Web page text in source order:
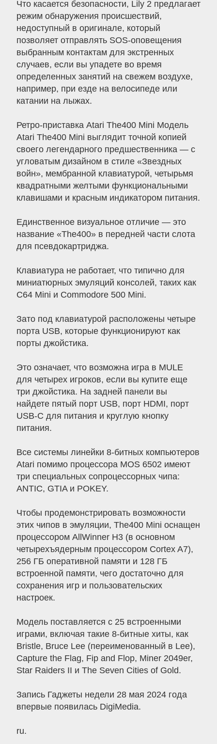
Что касается безопасности, Lily 2 предлагает
режим обнаружения происшествий,
недоступный в оригинале, который
позволяет отправлять SOS-оповещения
выбранным контактам для экстренных
случаев, если вы упадете во время
определенных занятий на свежем воздухе,
например, при езде на велосипеде или
катании на лыжах.
Ретро-приставка Atari The400 Mini Модель
Atari The400 Mini выглядит точной копией
своего легендарного предшественника — с
угловатым дизайном в стиле «Звездных
войн», мембранной клавиатурой, четырьмя
квадратными желтыми функциональными
клавишами и красным индикатором питания.
Единственное визуальное отличие — это
название «The400» в передней части слота
для псевдокартриджа.
Клавиатура не работает, что типично для
миниатюрных эмуляций консолей, таких как
C64 Mini и Commodore 500 Mini.
Зато под клавиатурой расположены четыре
порта USB, которые функционируют как
порты джойстика.
Это означает, что возможна игра в MULE
для четырех игроков, если вы купите еще
три джойстика. На задней панели вы
найдете пятый порт USB, порт HDMI, порт
USB-C для питания и круглую кнопку
питания.
Все системы линейки 8-битных компьютеров
Atari помимо процессора MOS 6502 имеют
три специальных сопроцессорных чипа:
ANTIC, GTIA и POKEY.
Чтобы продемонстрировать возможности
этих чипов в эмуляции, The400 Mini оснащен
процессором AllWinner H3 (в основном
четырехъядерным процессором Cortex A7),
256 ГБ оперативной памяти и 128 ГБ
встроенной памяти, чего достаточно для
сохранения игр и пользовательских
настроек.
Модель поставляется с 25 встроенными
играми, включая такие 8-битные хиты, как
Bristle, Bruce Lee (переименованный в Lee),
Capture the Flag, Fip and Flop, Miner 2049er,
Star Raiders II и The Seven Cities of Gold.
Запись Гаджеты недели 28 мая 2024 года
впервые появилась DigiMedia.
ru.